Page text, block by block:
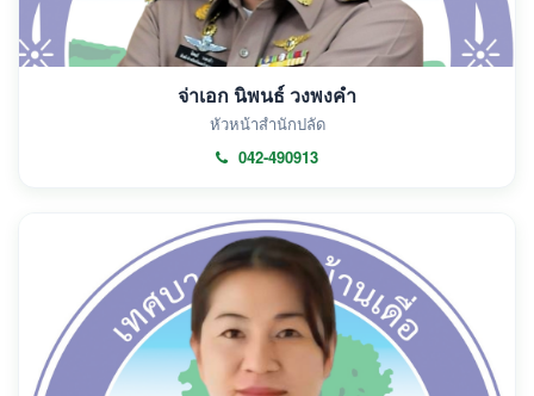
จ่าเอก นิพนธ์ วงพงคำ
หัวหน้าสำนักปลัด
042-490913